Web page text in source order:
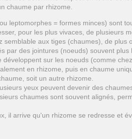
chaume par rhizome.
leptomorphes = formes minces) sont
pour les plus vivaces, de plusieurs
semblable aux tiges (chaumes), de plus
par des jointures (noeuds) souvent plus
développent sur les noeuds (comme
en rhizome, puis en chaume
soit un autre rhizome.
yeux peuvent devenir des
chaumes sont souvent alignés,
il arrive qu'un rhizome se redresse et